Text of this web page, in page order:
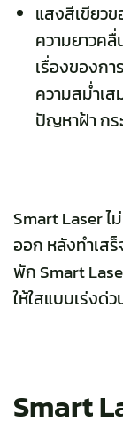
แสงสีเขียว
ความยาวคลื่
เรื่องของก
ความสม่ำเส
ปัญหาฝ้า กร
Smart Laser ไ
ออก หลังทำเส
พัก Smart
ให้ใสแบบเร่งด่ว
Smart